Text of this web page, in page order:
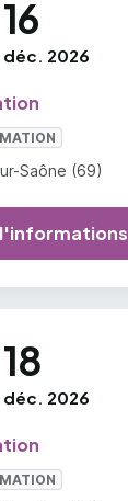
16
déc. 2026
Saône (69)
18
déc. 2026